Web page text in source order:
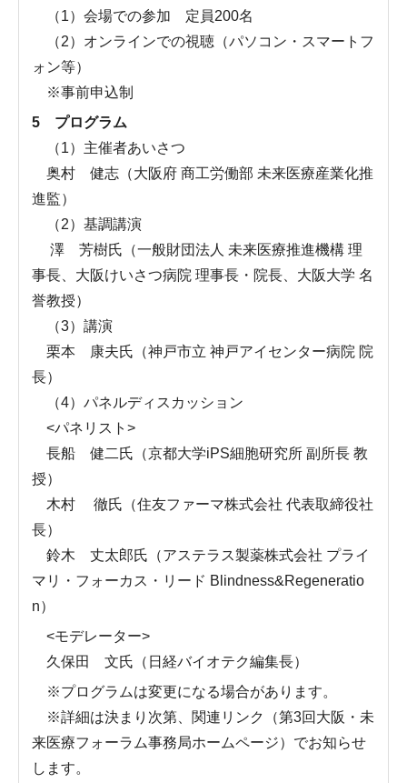
（1）会場での参加 定員200名
（2）オンラインでの視聴（パソコン・スマートフ
ォン等）
※事前申込制
5 プログラム
（1）主催者あいさつ
奥村 健志（大阪府 商工労働部 未来医療産業化推
進監）
（2）基調講演
澤 芳樹氏（一般財団法人 未来医療推進機構 理
事長、大阪けいさつ病院 理事長・院長、大阪大学 名
誉教授）
（3）講演
栗本 康夫氏（神戸市立 神戸アイセンター病院 院
長）
（4）パネルディスカッション
<パネリスト>
長船 健二氏（京都大学iPS細胞研究所 副所長 教
授）
木村 徹氏（住友ファーマ株式会社 代表取締役社
長）
鈴木 丈太郎氏（アステラス製薬株式会社 プライ
マリ・フォーカス・リード Blindness&Regeneratio
n）
<モデレーター>
久保田 文氏（日経バイオテク編集長）
※プログラムは変更になる場合があります。
※詳細は決まり次第、関連リンク（第3回大阪・未
来医療フォーラム事務局ホームページ）でお知らせ
します。